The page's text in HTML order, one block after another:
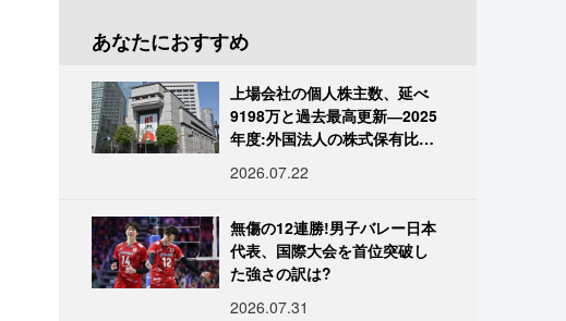
あなたにおすすめ
上場会社の個人株主数、延べ
9198万と過去最高更新―2025
年度:外国法人の株式保有比率
2026.07.22
無傷の12連勝!男子バレー日本
代表、国際大会を首位突破し
た強さの訳は?
2026.07.31